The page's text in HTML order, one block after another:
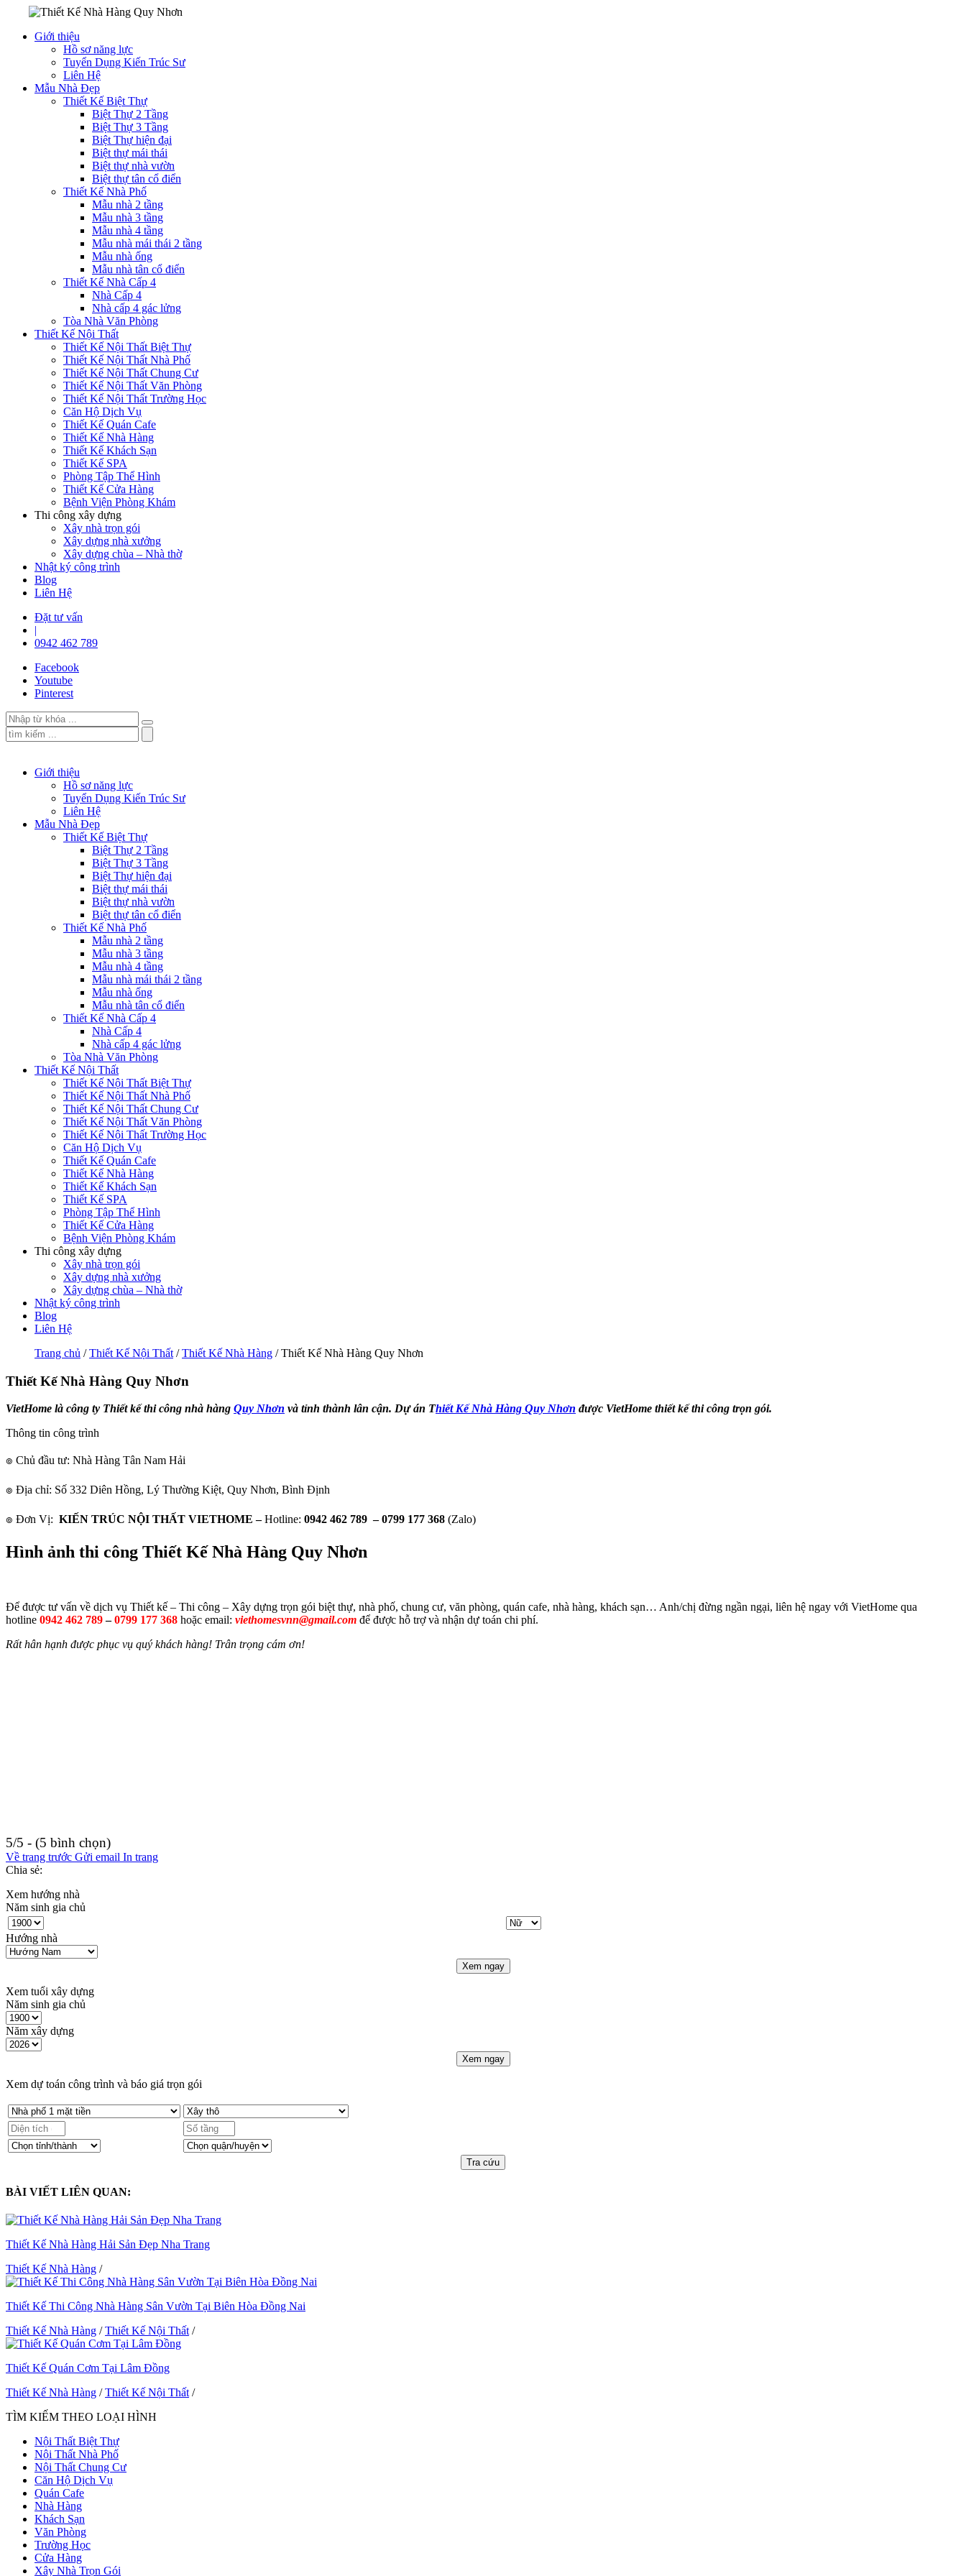
Giới thiệu
Hồ sơ năng lực
Tuyển Dụng Kiến Trúc Sư
Liên Hệ
Mẫu Nhà Đẹp
Thiết Kế Biệt Thự
Biệt Thự 2 Tầng
Biệt Thự 3 Tầng
Biệt Thự hiện đại
Biệt thự mái thái
Biệt thự nhà vườn
Biệt thự tân cổ điển
Thiết Kế Nhà Phố
Mẫu nhà 2 tầng
Mẫu nhà 3 tầng
Mẫu nhà 4 tầng
Mẫu nhà mái thái 2 tầng
Mẫu nhà ống
Mẫu nhà tân cổ điển
Thiết Kế Nhà Cấp 4
Nhà Cấp 4
Nhà cấp 4 gác lửng
Tòa Nhà Văn Phòng
Thiết Kế Nội Thất
Thiết Kế Nội Thất Biệt Thự
Thiết Kế Nội Thất Nhà Phố
Thiết Kế Nội Thất Chung Cư
Thiết Kế Nội Thất Văn Phòng
Thiết Kế Nội Thất Trường Học
Căn Hộ Dịch Vụ
Thiết Kế Quán Cafe
Thiết Kế Nhà Hàng
Thiết Kế Khách Sạn
Thiết Kế SPA
Phòng Tập Thể Hình
Thiết Kế Cửa Hàng
Bệnh Viện Phòng Khám
Thi công xây dựng
Xây nhà trọn gói
Xây dựng nhà xưởng
Xây dựng chùa – Nhà thờ
Nhật ký công trình
Blog
Liên Hệ
Đặt tư vấn
|
0942 462 789
Facebook
Youtube
Pinterest
Giới thiệu
Hồ sơ năng lực
Tuyển Dụng Kiến Trúc Sư
Liên Hệ
Mẫu Nhà Đẹp
Thiết Kế Biệt Thự
Biệt Thự 2 Tầng
Biệt Thự 3 Tầng
Biệt Thự hiện đại
Biệt thự mái thái
Biệt thự nhà vườn
Biệt thự tân cổ điển
Thiết Kế Nhà Phố
Mẫu nhà 2 tầng
Mẫu nhà 3 tầng
Mẫu nhà 4 tầng
Mẫu nhà mái thái 2 tầng
Mẫu nhà ống
Mẫu nhà tân cổ điển
Thiết Kế Nhà Cấp 4
Nhà Cấp 4
Nhà cấp 4 gác lửng
Tòa Nhà Văn Phòng
Thiết Kế Nội Thất
Thiết Kế Nội Thất Biệt Thự
Thiết Kế Nội Thất Nhà Phố
Thiết Kế Nội Thất Chung Cư
Thiết Kế Nội Thất Văn Phòng
Thiết Kế Nội Thất Trường Học
Căn Hộ Dịch Vụ
Thiết Kế Quán Cafe
Thiết Kế Nhà Hàng
Thiết Kế Khách Sạn
Thiết Kế SPA
Phòng Tập Thể Hình
Thiết Kế Cửa Hàng
Bệnh Viện Phòng Khám
Thi công xây dựng
Xây nhà trọn gói
Xây dựng nhà xưởng
Xây dựng chùa – Nhà thờ
Nhật ký công trình
Blog
Liên Hệ
Trang chủ /Thiết Kế Nội Thất /Thiết Kế Nhà Hàng / Thiết Kế Nhà Hàng Quy Nhơn
Thiết Kế Nhà Hàng Quy Nhơn
VietHome là công ty Thiết kế thi công nhà hàng Quy Nhơn và tỉnh thành lân cận. Dự án Thiết Kế Nhà Hàng Quy Nhơn được VietHome thiết kế thi công trọn gói.
Thông tin công trình
๏ Chủ đầu tư: Nhà Hàng Tân Nam Hải
๏ Địa chỉ: Số 332 Diên Hồng, Lý Thường Kiệt, Quy Nhơn, Bình Định
๏ Đơn Vị: KIẾN TRÚC NỘI THẤT VIETHOME –Hotline: 0942 462 789 –0799 177 368 (Zalo)
Hình ảnh thi công Thiết Kế Nhà Hàng Quy Nhơn
Để được tư vấn về dịch vụ Thiết kế – Thi công – Xây dựng trọn gói biệt thự, nhà phố, chung cư, văn phòng, quán cafe, nhà hàng, khách sạn… Anh/chị đừng ngần ngại, liên hệ ngay với VietHome qua
hotline 0942 462 789–0799 177 368 hoặc email: viethomesvnn@gmail.com để được hỗ trợ và nhận dự toán chi phí.
Rất hân hạnh được phục vụ quý khách hàng! Trân trọng cám ơn!
5/5 - (5 bình chọn)
Về trang trước Gửi email In trang
Chia sẻ:
Xem hướng nhà
Năm sinh gia chủ
Hướng nhà
Xem ngay
Xem tuổi xây dựng
Năm sinh gia chủ
Năm xây dựng
Xem ngay
Xem dự toán công trình và báo giá trọn gói
Tra cứu
BÀI VIẾT LIÊN QUAN:
Thiết Kế Nhà Hàng Hải Sản Đẹp Nha Trang
Thiết Kế Nhà Hàng /
Thiết Kế Thi Công Nhà Hàng Sân Vườn Tại Biên Hòa Đồng Nai
Thiết Kế Nhà Hàng /Thiết Kế Nội Thất /
Thiết Kế Quán Cơm Tại Lâm Đồng
Thiết Kế Nhà Hàng /Thiết Kế Nội Thất /
TÌM KIẾM THEO LOẠI HÌNH
Nội Thất Biệt Thự
Nội Thất Nhà Phố
Nội Thất Chung Cư
Căn Hộ Dịch Vụ
Quán Cafe
Nhà Hàng
Khách Sạn
Văn Phòng
Trường Học
Cửa Hàng
Xây Nhà Trọn Gói